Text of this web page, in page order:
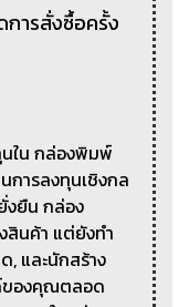
การสั่งซื้อครั้ง
นใน กล่องพิมพ์
การลงทุนเชิงกล
งยืน กล่อง
นค้า แต่ยังทำ
, และนักสร้าง
ของคุณตลอด